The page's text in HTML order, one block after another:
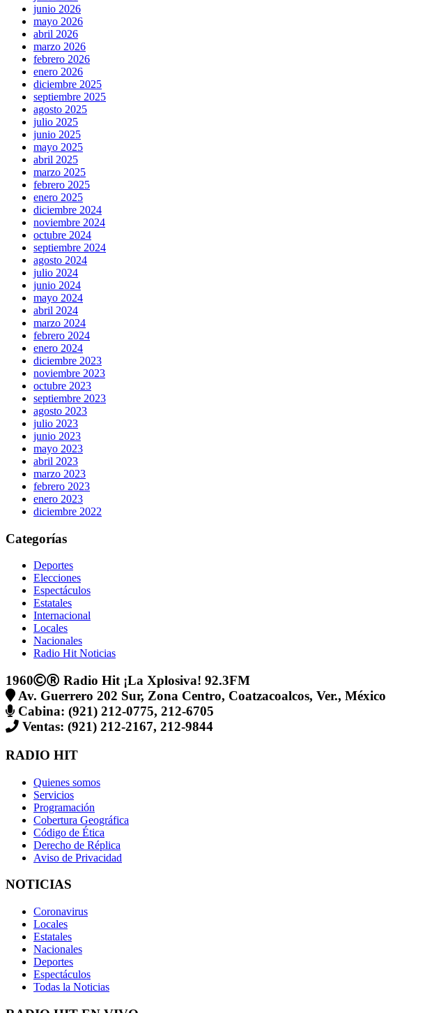
junio 2026
mayo 2026
abril 2026
marzo 2026
febrero 2026
enero 2026
diciembre 2025
septiembre 2025
agosto 2025
julio 2025
junio 2025
mayo 2025
abril 2025
marzo 2025
febrero 2025
enero 2025
diciembre 2024
noviembre 2024
octubre 2024
septiembre 2024
agosto 2024
julio 2024
junio 2024
mayo 2024
abril 2024
marzo 2024
febrero 2024
enero 2024
diciembre 2023
noviembre 2023
octubre 2023
septiembre 2023
agosto 2023
julio 2023
junio 2023
mayo 2023
abril 2023
marzo 2023
febrero 2023
enero 2023
diciembre 2022
Categorías
Deportes
Elecciones
Espectáculos
Estatales
Internacional
Locales
Nacionales
Radio Hit Noticias
1960
Radio Hit ¡La Xplosiva! 92.3FM
Av. Guerrero 202 Sur, Zona Centro, Coatzacoalcos, Ver., México
Cabina: (921) 212-0775, 212-6705
Ventas: (921) 212-2167, 212-9844
RADIO HIT
Quienes somos
Servicios
Programación
Cobertura Geográfica
Código de Ética
Derecho de Réplica
Aviso de Privacidad
NOTICIAS
Coronavirus
Locales
Estatales
Nacionales
Deportes
Espectáculos
Todas la Noticias